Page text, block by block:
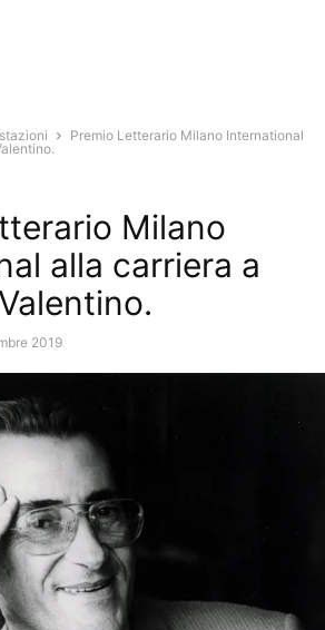
Premio Letterario Milano International
Milano
alla carriera a
2019